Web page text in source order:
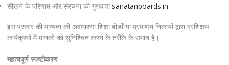
सीखने के परिणाम और संरचना की गुणवत्ता sanatanboards.in
इस प्रकार की मान्यता की अवधारणा शिक्षा बोर्डों या प्रमाणन निकायों द्वारा प्रशिक्षण
कार्यक्रमों में मानकों को सुनिश्चित करने के तरीके के समान है।
महत्वपूर्ण स्पष्टीकरण